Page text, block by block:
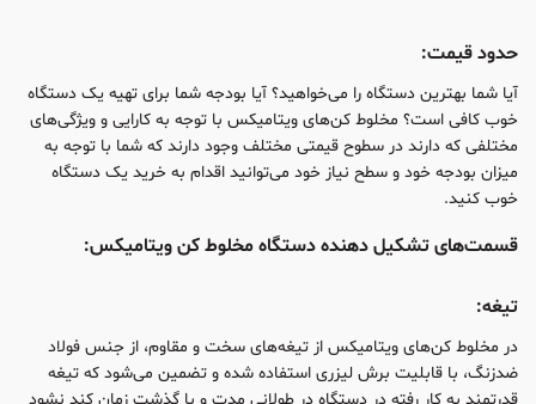
حدود قیمت:
آیا شما بهترین دستگاه‌ را می‌خواهید؟ آیا بودجه شما برای تهیه‌ یک دستگاه
خوب کافی است؟ مخلوط کن‌های ویتامیکس با توجه به کارایی و ویژگی‌های
مختلفی که دارند در سطوح قیمتی مختلف وجود دارند که شما با توجه به
میزان بودجه خود و سطح نیاز خود می‌توانید اقدام به خرید یک دستگاه
خوب کنید.
قسمت‌های تشکیل دهنده‌ دستگاه مخلوط کن ویتامیکس:
تیغه:
در مخلوط کن‌های ویتامیکس از تیغه‌های سخت و مقاوم، از جنس فولاد
ضدزنگ، با قابلیت برش لیزری استفاده شده و تضمین می‌شود که تیغه
قدرتمند به کار رفته در دستگاه در طولانی مدت و با گذشت زمان کند نشود